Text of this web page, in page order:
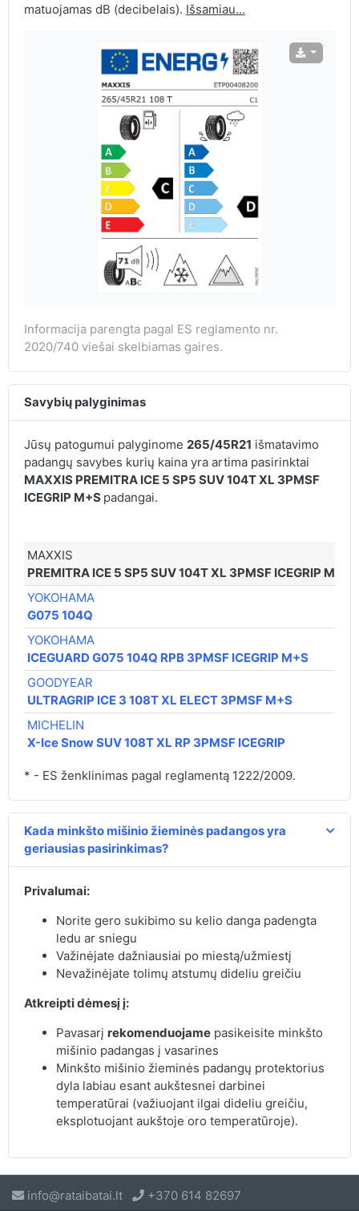
matuojamas dB (decibelais). Išsamiau...
Informacija parengta pagal ES reglamento nr.
2020/740 viešai skelbiamas gaires.
Savybių palyginimas
Jūsų patogumui palyginome 265/45R21 išmatavimo
padangų savybes kurių kaina yra artima pasirinktai
MAXXIS PREMITRA ICE 5 SP5 SUV 104T XL 3PMSF
ICEGRIP M+S padangai.
MAXXIS
PREMITRA ICE 5 SP5 SUV 104T XL 3PMSF ICEGRIP M+S
YOKOHAMA
G075 104Q
YOKOHAMA
ICEGUARD G075 104Q RPB 3PMSF ICEGRIP M+S
GOODYEAR
ULTRAGRIP ICE 3 108T XL ELECT 3PMSF M+S
MICHELIN
X-Ice Snow SUV 108T XL RP 3PMSF ICEGRIP
* - ES ženklinimas pagal reglamentą 1222/2009.
Kada minkšto mišinio žieminės padangos yra
geriausias pasirinkimas?
Privalumai:
Norite gero sukibimo su kelio danga padengta
ledu ar sniegu
Važinėjate dažniausiai po miestą/užmiestį
Nevažinėjate tolimų atstumų dideliu greičiu
Atkreipti dėmesį į:
Pavasarį rekomenduojamepasikeisite minkšto
mišinio padangas į vasarines
Minkšto mišinio žieminės padangų protektorius
dyla labiau esant aukštesnei darbinei
temperatūrai (važiuojant ilgai dideliu greičiu,
eksplotuojant aukštoje oro temperatūroje).
info@rataibatai.lt +370 614 82697